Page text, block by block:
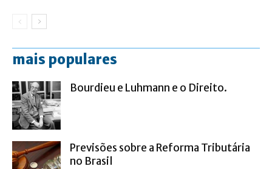
mais populares
Bourdieu e Luhmann e o Direito.
Previsões sobre a Reforma Tributária
no Brasil